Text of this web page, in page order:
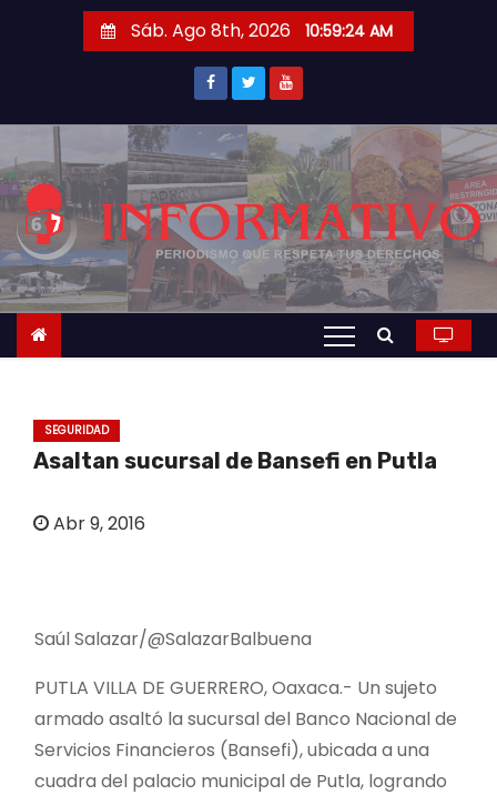
r
a
c
o
t
Sáb. Ago 8th, 2026 10:59:25 AM
SEGURIDAD
Asaltan sucursal de Bansefi en Putla
Abr 9, 2016
Saúl Salazar/@SalazarBalbuena
PUTLA VILLA DE GUERRERO, Oaxaca.- Un sujeto
armado asaltó la sucursal del Banco Nacional de
Servicios Financieros (Bansefi), ubicada a una
cuadra del palacio municipal de Putla, logrando